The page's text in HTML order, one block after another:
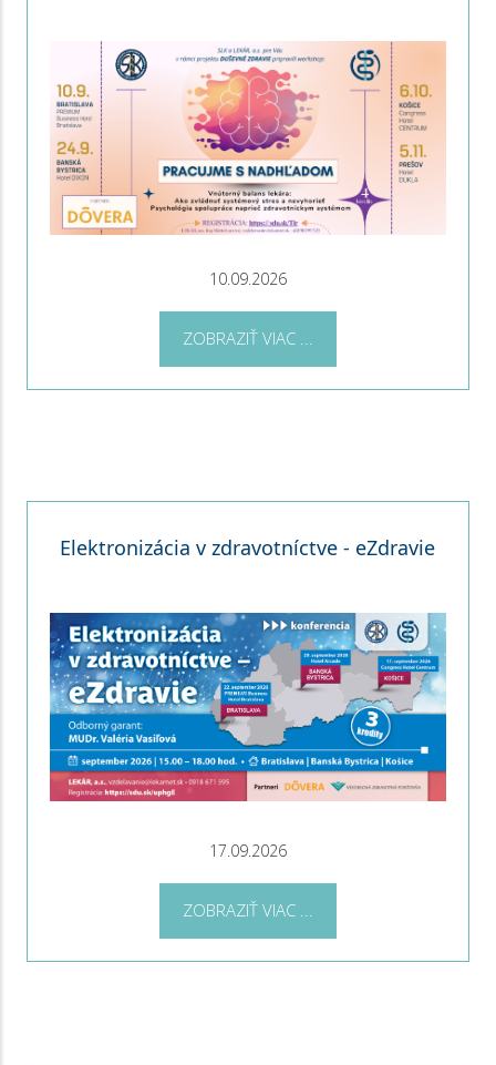
10.09.2026
ZOBRAZIŤ VIAC ...
Elektronizácia v zdravotníctve - eZdravie
17.09.2026
ZOBRAZIŤ VIAC ...